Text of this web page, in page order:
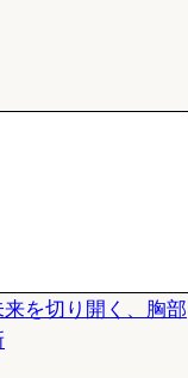
を切り開く、胸部